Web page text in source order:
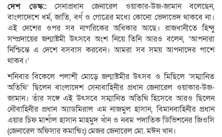
দেশ ডেস্ক:: সেনাপ্রধান জেনারেল ওয়াকার-উজ-জামান বলেছেন,
বাংলাদেশে ধর্ম, জাতি, বর্ণ ও গোত্রের মধ্যে কোনো ভেদাভেদ থাকবে না।
এই দেশের ওপর সব নাগরিকের অধিকার আছে। রাজধানীতে হিন্দু
সম্প্রদায়ের জন্মাষ্টমী উৎসবে অংশ নিয়ে তিনি আরও বলেন, ‘আপনারা
নিশ্চিন্তে এ দেশে বসবাস করবেন। আমরা সব সময় আপনাদের পাশে
থাকব।’
শনিবার বিকেলে পলাশী মোড়ে জন্মাষ্টমীর উৎসব ও মিছিলে ‘সম্মানিত
অতিথি’ ছিলেন বাংলাদেশ সেনাবাহিনীর প্রধান জেনারেল ওয়াকার-উজ-
জামান। তাঁর সঙ্গে এই উৎসবে সম্মানিত অতিথি হিসেবে আরও ছিলেন
নৌবাহিনীর প্রধান অ্যাডমিরাল এম নাজমুল হাসান, বিমানবাহিনীর প্রধান
এয়ার চিফ মার্শাল হাসান মাহমুদ খাঁন ও নবম পদাতিক ডিভিশনের জিওসি
(জেনারেল অফিসার কমান্ডিং) মেজর জেনারেল মো. মঈন খান।